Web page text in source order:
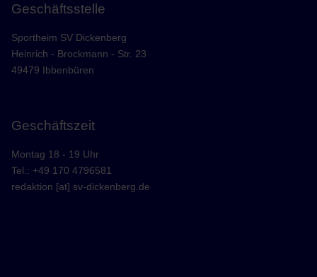
Geschäftsstelle
Sportheim SV Dickenberg
Heinrich - Brockmann - Str. 23
49479 Ibbenbüren
Geschäftszeit
Montag 18 - 19 Uhr
Tel.: +49 170 4796581
redaktion [at] sv-dickenberg.de